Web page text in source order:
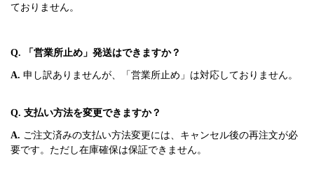
ておりません。
Q. 「営業所止め」発送はできますか？
A. 申し訳ありませんが、「営業所止め」は対応しておりません。
Q. 支払い方法を変更できますか？
A. ご注文済みの支払い方法変更には、キャンセル後の再注文が必
要です。ただし在庫確保は保証できません。